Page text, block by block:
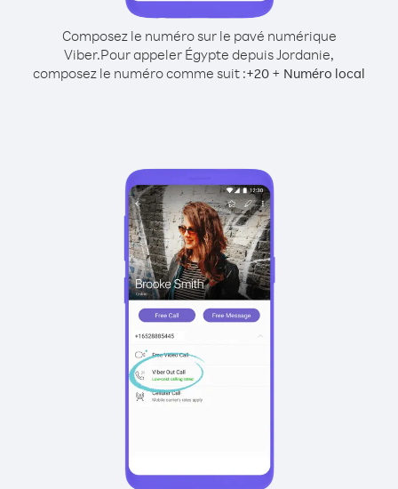
Composez le numéro sur le pavé numérique
Viber.Pour appeler Égypte depuis Jordanie,
composez le numéro comme suit :+20 + Numéro local